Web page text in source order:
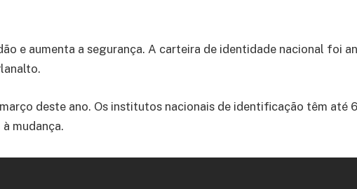
e aumenta a segurança. A carteira de identidade nacional foi
deste ano. Os institutos nacionais de identificação têm até
mudança.